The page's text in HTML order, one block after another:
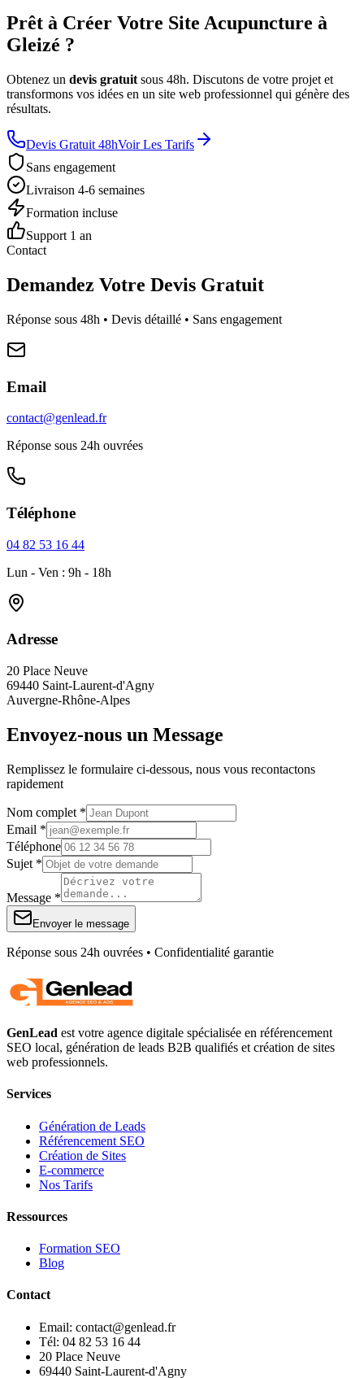
Prêt à Créer Votre Site Acupuncture à
Gleizé ?
Obtenez un devis gratuit sous 48h. Discutons de votre projet et
transformons vos idées en un site web professionnel qui génère des
résultats.
Devis Gratuit 48hVoir Les Tarifs
Sans engagement
Livraison 4-6 semaines
Formation incluse
Support 1 an
Contact
Demandez Votre Devis Gratuit
Réponse sous 48h • Devis détaillé • Sans engagement
Email
contact@genlead.fr
Réponse sous 24h ouvrées
Téléphone
04 82 53 16 44
Lun - Ven : 9h - 18h
Adresse
20 Place Neuve
69440 Saint-Laurent-d'Agny
Auvergne-Rhône-Alpes
Envoyez-nous un Message
Remplissez le formulaire ci-dessous, nous vous recontactons
rapidement
Nom complet *
Email *
Téléphone
Sujet *
Message *
Envoyer le message
Réponse sous 24h ouvrées • Confidentialité garantie
GenLead est votre agence digitale spécialisée en référencement
SEO local, génération de leads B2B qualifiés et création de sites
web professionnels.
Services
Génération de Leads
Référencement SEO
Création de Sites
E-commerce
Nos Tarifs
Ressources
Formation SEO
Blog
Contact
Email: contact@genlead.fr
Tél: 04 82 53 16 44
20 Place Neuve
69440 Saint-Laurent-d'Agny